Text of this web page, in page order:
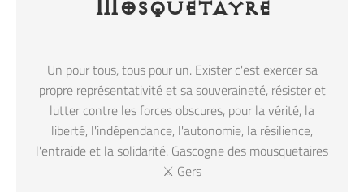
Mosquetayre
Un pour tous, tous pour un. Exister c'est exercer sa
propre représentativité et sa souveraineté, résister et
lutter contre les forces obscures, pour la vérité, la
liberté, l'indépendance, l'autonomie, la résilience,
l'entraide et la solidarité. Gascogne des mousquetaires
⚔️ Gers